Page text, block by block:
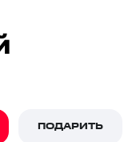
ПОДАРИТЬ